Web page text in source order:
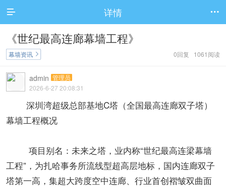
 详情 
《世纪最高连廊幕墙工程》
0回复 1061阅读
幕墙资讯 
admin 管理员
2026-6-27 20:08:31
深圳湾超级总部基地C塔（全国最高连廊双子塔）
幕墙工程概况
项目别名：未来之塔，业内称“世纪最高连梁幕墙
工程”，为扎哈事务所流线型超高层地标，国内连廊双子
塔第一高，集超大跨度空中连廊、行业首创褶皱双曲面